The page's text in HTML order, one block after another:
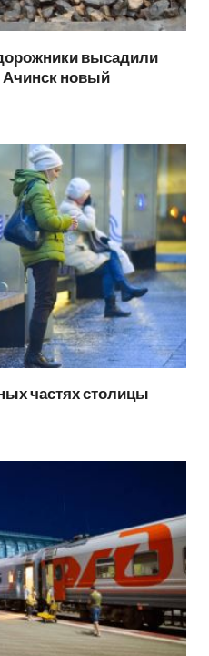
высадили
Ачинск новый
частях столицы